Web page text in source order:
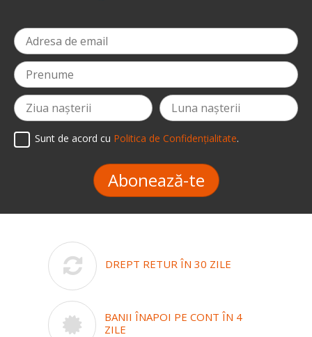
Sunt de acord cu Politica de Confidențialitate.
Abonează-te
DREPT RETUR ÎN 30 ZILE
BANII ÎNAPOI PE CONT ÎN 4
ZILE